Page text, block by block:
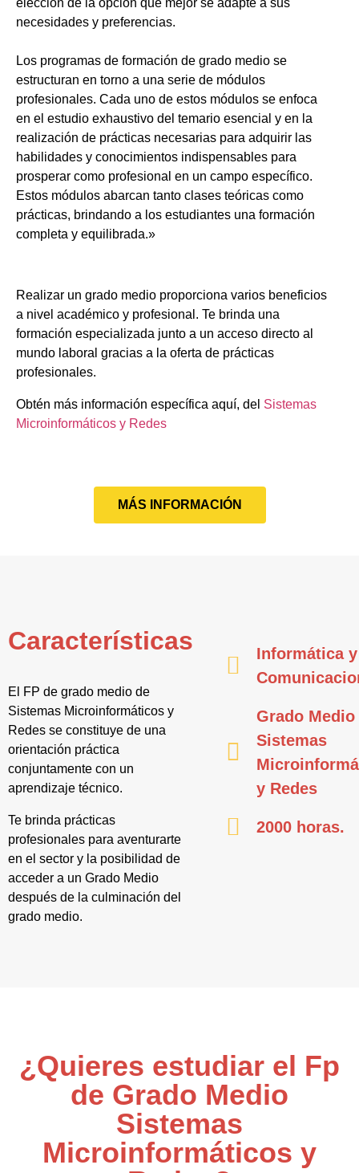
elección de la opción que mejor se adapte a sus
necesidades y preferencias.
Los programas de formación de grado medio se
estructuran en torno a una serie de módulos
profesionales. Cada uno de estos módulos se enfoca
en el estudio exhaustivo del temario esencial y en la
realización de prácticas necesarias para adquirir las
habilidades y conocimientos indispensables para
prosperar como profesional en un campo específico.
Estos módulos abarcan tanto clases teóricas como
prácticas, brindando a los estudiantes una formación
completa y equilibrada.»
Realizar un grado medio proporciona varios beneficios
a nivel académico y profesional. Te brinda una
formación especializada junto a un acceso directo al
mundo laboral gracias a la oferta de prácticas
profesionales.
Obtén más información específica aquí, del Sistemas
Microinformáticos y Redes
MÁS INFORMACIÓN
Características
El FP de grado medio de
Sistemas Microinformáticos y
Redes se constituye de una
orientación práctica
conjuntamente con un
aprendizaje técnico.
Te brinda prácticas
profesionales para aventurarte
en el sector y la posibilidad de
acceder a un Grado Medio
después de la culminación del
grado medio.
Informática y
Grado Medio
Sistemas
y Redes
2000 horas.
¿Quieres estudiar el Fp
de Grado Medio
Sistemas
Microinformáticos y